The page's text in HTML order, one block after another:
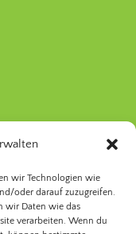
wir Technologien wie
oder darauf zuzugreifen.
wir Daten wie das
verarbeiten. Wenn du
Uhr